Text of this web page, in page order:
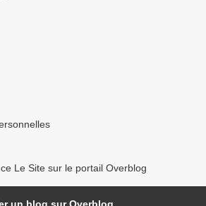
Le Site sur le portail Overblog